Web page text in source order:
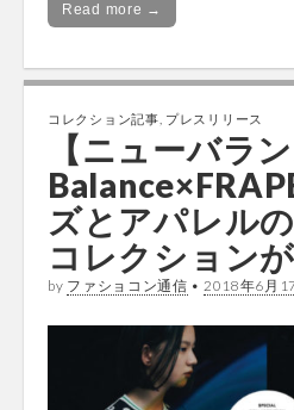
Read more →
コレクション記事 プレスリリース
【ニューバラ
ズとアパレル
コレクション
by ファショコン通信 • 2018年6月